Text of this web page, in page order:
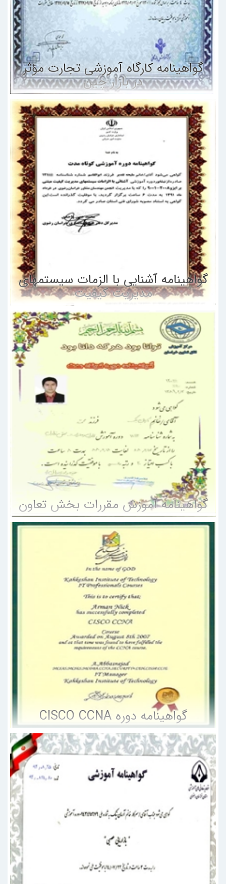
گواهینامه کارگاه آموزشی تجارت مؤثر
در بازار چین
گواهینامه آشنایی با الزمات سیستمهای
مدیریت کیفیت
گواهینامه آموزش مقررات بخش تعاون
گواهینامه دوره CISCO CCNA